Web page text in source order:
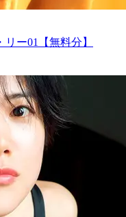
ー01【無料分】